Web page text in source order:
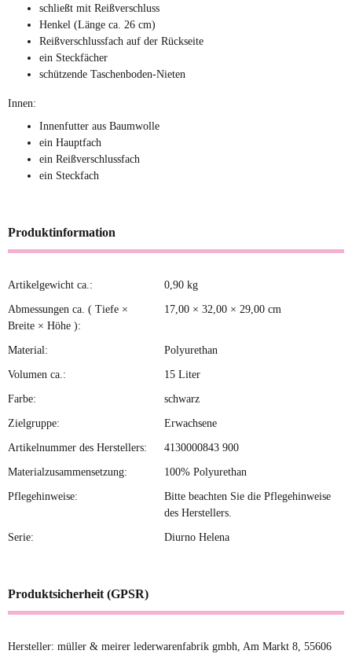
schließt mit Reißverschluss
Henkel (Länge ca. 26 cm)
Reißverschlussfach auf der Rückseite
ein Steckfächer
schützende Taschenboden-Nieten
Innen:
Innenfutter aus Baumwolle
ein Hauptfach
ein Reißverschlussfach
ein Steckfach
Produktinformation
Produkteigenschaft
Wert
Artikelgewicht ca.: 0,90 kg
Abmessungen ca. ( Tiefe ×
Breite × Höhe ):
17,00 × 32,00 × 29,00 cm
Material: Polyurethan
Volumen ca.: 15 Liter
Farbe: schwarz
Zielgruppe: Erwachsene
Artikelnummer des Herstellers: 4130000843 900
Materialzusammensetzung: 100% Polyurethan
Pflegehinweise:
Bitte beachten Sie die Pflegehinweise
des Herstellers.
Serie: Diurno Helena
Produktsicherheit (GPSR)
Hersteller: müller & meirer lederwarenfabrik gmbh, Am Markt 8, 55606